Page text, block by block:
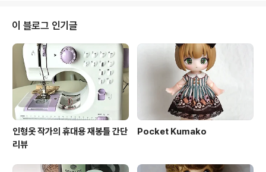
나가는 데 미국행 우편사정은 아직도 아스트랄하여 뭘 새
로 올리기 난감합니다. 올해는 그냥 넘어가는 게 좋겠죠. 일
단 생존신고만 남기고 마감을 위해 사라집니다.
이 블로그 인기글
인형옷 작가의 휴대용 재봉틀 간단
리뷰
Pocket Kumako